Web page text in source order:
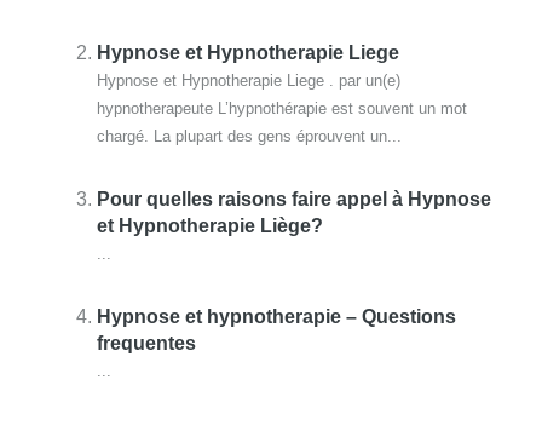
Hypnose et Hypnotherapie Liege
Hypnose et Hypnotherapie Liege . par un(e)
hypnotherapeute L’hypnothérapie est souvent un mot
chargé. La plupart des gens éprouvent un...
Pour quelles raisons faire appel à Hypnose
et Hypnotherapie Liège?
...
Hypnose et hypnotherapie – Questions
frequentes
...